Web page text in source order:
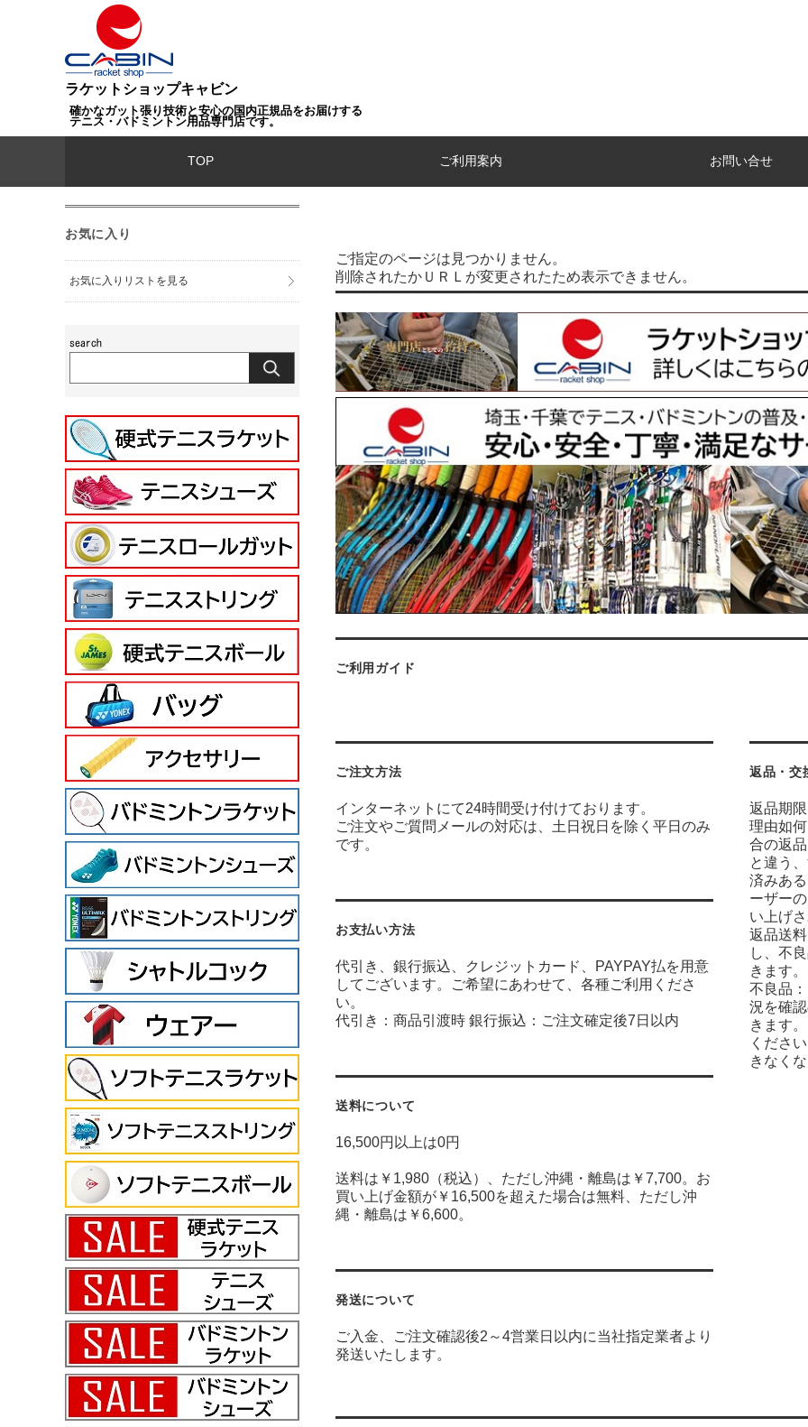
ラケットショップキャビン
確かなガット張り技術と安心の国内正規品をお届けする
テニス・バドミントン用品専門店です。
TOP ご利用案内 お問い合せ
ご指定のページは見つかりません。
削除されたかＵＲＬが変更されたため表示できません。
ご利用ガイド
ご注文方法
インターネットにて24時間受け付けております。
ご注文やご質問メールの対応は、土日祝日を除く平日のみ
です。
お支払い方法
代引き、銀行振込、クレジットカード、PAYPAY払を用意
してございます。ご希望にあわせて、各種ご利用くださ
い。
代引き：商品引渡時 銀行振込：ご注文確定後7日以内
送料について
16,500円以上は0円
送料は￥1,980（税込）、ただし沖縄・離島は￥7,700。お
買い上げ金額が￥16,500を超えた場合は無料、ただし沖
縄・離島は￥6,600。
発送について
ご入金、ご注文確認後2～4営業日以内に当社指定業者より
発送いたします。
返品・交
返品期
理由如
合の返
と違う
済みあ
ーザー
い上げ
返品送
し、不
きます。
不良品
況を確
きます
くださ
きなく
お気に入り
お気に入りリストを見る